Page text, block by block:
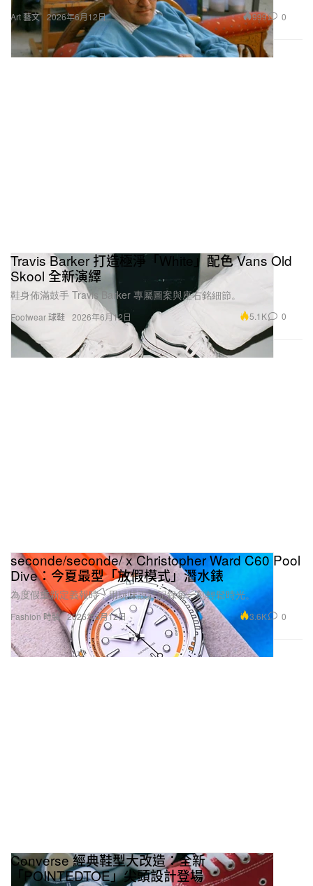
Art 藝文 2026年6月12日 999 0
Footwear 球鞋
Travis Barker 打造極淨「White」配色 Vans Old
Skool 全新演繹
鞋身佈滿鼓手 Travis Barker 專屬圖案與座右銘細節。
2026年6月12日 5.1K 0
Fashion 時裝
seconde/seconde/ x Christopher Ward C60 Pool
Dive：今夏最型「放假模式」潛水錶
為度假重新定義報時，用玩味設計記錄每一刻輕鬆時光。
2026年6月12日 3.6K 0
Converse 經典鞋型大改造：全新
「POINTEDTOE」尖頭設計登場